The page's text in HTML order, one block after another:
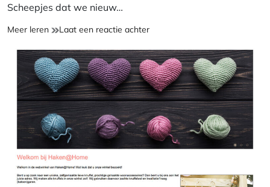
Scheepjes dat we nieuw…
Meer leren Storm
Kit
Laat een reactie achterop
Cowl
Kit